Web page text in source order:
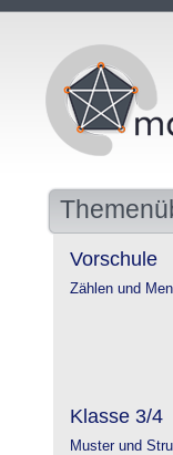
Vorschule
Zählen und
Klasse 3/4
Muster und